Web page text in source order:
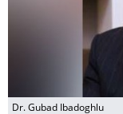
Dr. Gubad Ibadoghlu